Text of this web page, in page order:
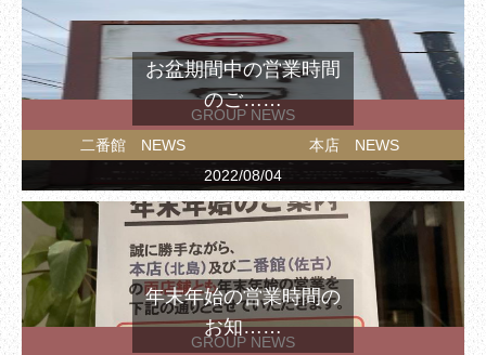
GROUP NEWS
二番館 NEWS
本店 NEWS
2022/08/04
お盆期間中の営業時間
のご……
GROUP NEWS
年末年始の営業時間の
お知……